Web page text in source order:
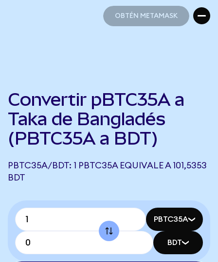
OBTÉN METAMASK
Convertir pBTC35A a
Taka de Bangladés
(PBTC35A a BDT)
PBTC35A/BDT: 1 PBTC35A EQUIVALE A 101,5353
BDT
PBTC35A
BDT